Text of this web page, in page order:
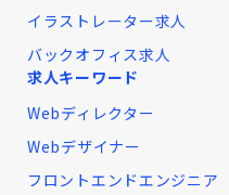
イラストレーター求人
バックオフィス求人
求人キーワード
Webディレクター
Webデザイナー
フロントエンドエンジニア